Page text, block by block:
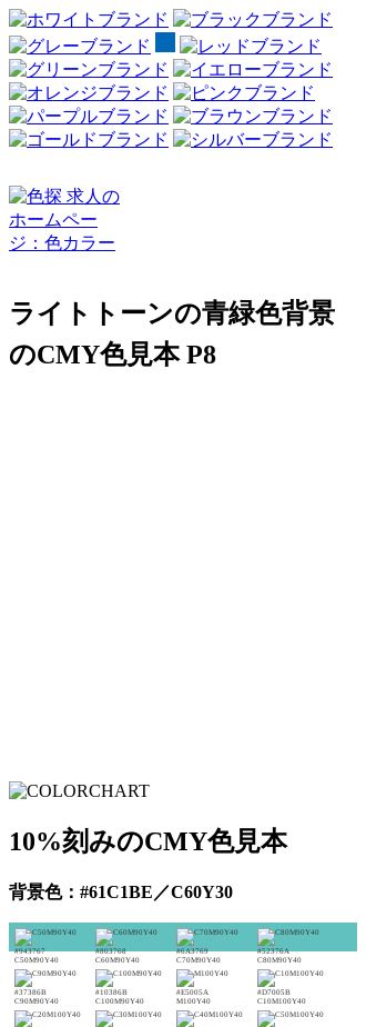
ライトトーンの青緑色背景
のCMY色見本 P8
10%刻みのCMY色見本
背景色：#61C1BE／C60Y30
#943767
C50M90Y40
#803768
C60M90Y40
#6A3769
C70M90Y40
#52376A
C80M90Y40
#37386B
C90M90Y40
#10386B
C100M90Y40
#E5005A
M100Y40
#D7005B
C10M100Y40